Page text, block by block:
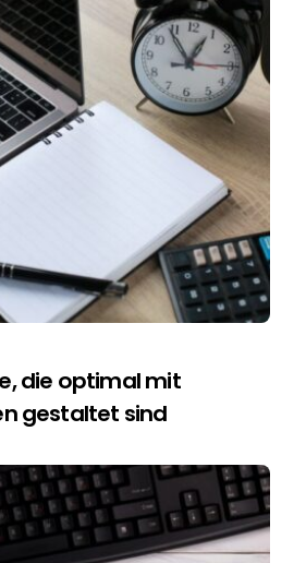
die optimal mit
gestaltet sind